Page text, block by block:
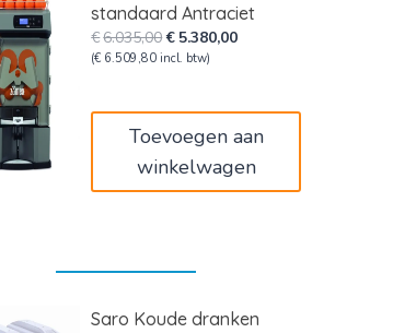
standaard Antraciet
€6.035,00Oorspronkelijke
prijs
€ 5.380,00Huidige
(€ 6.509,80 incl. btw)
Toevoegen aan
winkelwagen
Saro Koude dranken